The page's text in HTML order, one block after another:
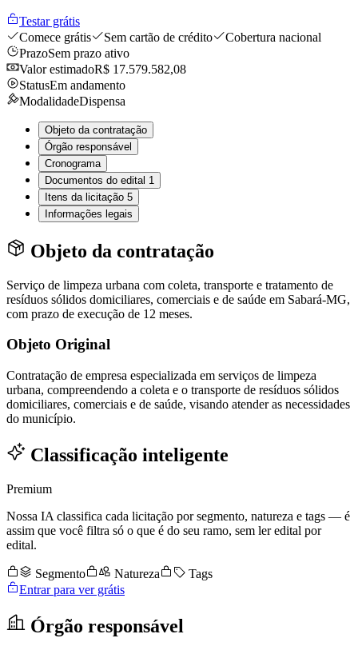
Testar grátis
Comece grátis
Sem cartão de crédito
Cobertura nacional
PrazoSem prazo ativo
Valor estimadoR$ 17.579.582,08
StatusEm andamento
ModalidadeDispensa
Objeto da contratação
Órgão responsável
Cronograma
Documentos do edital 1
Itens da licitação 5
Informações legais
Objeto da contratação
Serviço de limpeza urbana com coleta, transporte e tratamento de
resíduos sólidos domiciliares, comerciais e de saúde em Sabará-MG,
com prazo de execução de 12 meses.
Objeto Original
Contratação de empresa especializada em serviços de limpeza
urbana, compreendendo a coleta e o transporte de resíduos sólidos
domiciliares, comerciais e de saúde, visando atender as necessidades
do município.
Classificação inteligente
Premium
Nossa IA classifica cada licitação por segmento, natureza e tags — é
assim que você filtra só o que é do seu ramo, sem ler edital por
edital.
Segmento Natureza
Tags
Entrar para ver grátis
Órgão responsável